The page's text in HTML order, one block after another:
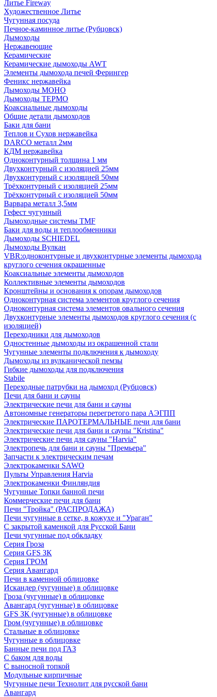
Литье Fireway
Художественное Литье
Чугунная посуда
Печное-каминное литье (Рубцовск)
Дымоходы
Нержавеющие
Керамические
Керамические дымоходы AWT
Элементы дымохода печей Ферингер
Феникс нержавейка
Дымоходы МОНО
Дымоходы ТЕРМО
Коаксиальные дымоходы
Общие детали дымоходов
Баки для бани
Теплов и Сухов нержавейка
DARCO металл 2мм
КДМ нержавейка
Одноконтурный толщина 1 мм
Двухконтурный с изоляцией 25мм
Двухконтурный с изоляцией 50мм
Трёхконтурный с изоляцией 25мм
Трёхконтурный с изоляцией 50мм
Варвара металл 3,5мм
Гефест чугунный
Дымоходные системы TMF
Баки для воды и теплообменники
Дымоходы SCHIEDEL
Дымоходы Вулкан
VBR:одноконтурные и двухконтурные элементы дымохода
круглого сечения окрашенные
Коаксиальные элементы дымоходов
Коллективные элементы дымоходов
Кронштейны и основания к опорам дымоходов
Одноконтурная система элементов круглого сечения
Одноконтурная система элементов овального сечения
Двухконтурные элементы дымоходов круглого сечения (с
изоляцией)
Переходники для дымоходов
Одностенные дымоходы из окрашенной стали
Чугунные элементы подключения к дымоходу
Дымоходы из вулканической пемзы
Гибкие дымоходы для подключения
Stabile
Переходные патрубки на дымоход (Рубцовск)
Печи для бани и сауны
Электрические печи для бани и сауны
Автономные генераторы перегретого пара АЭГПП
Электрические ПАРОТЕРМАЛЬНЫЕ печи для бани
Электрические печи для бани и сауны "Кristina"
Электрические печи для сауны "Harvia"
Электропечь для бани и сауны "Премьера"
Запчасти к электрическим печам
Электрокаменки SAWO
Пульты Управления Harvia
Электрокаменки Финляндия
Чугунные Топки банной печи
Коммерческие печи для бани
Печи "Тройка" (РАСПРОДАЖА)
Печи чугунные в сетке, в кожухе и "Ураган"
С закрытой каменкой для Русской Бани
Печи чугунные под обкладку
Серия Гроза
Серия GFS ЗК
Серия ГРОМ
Серия Авангард
Печи в каменной облицовке
Искандер (чугунные) в облицовке
Гроза (чугунные) в облицовке
Авангард (чугунные) в облицовке
GFS ЗК (чугунные) в облицовке
Гром (чугунные) в облицовке
Стальные в облицовке
Чугунные в облицовке
Банные печи под ГАЗ
С баком для воды
С выносной топкой
Модульные кирпичные
Чугунные печи Технолит для русской бани
Авангард